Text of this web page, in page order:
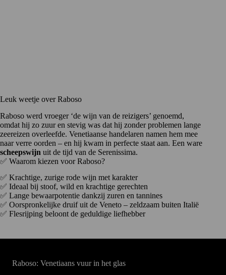
Leuk weetje over Raboso
Raboso werd vroeger ‘de wijn van de reizigers’ genoemd,
omdat hij zo zuur en stevig was dat hij zonder problemen lange
zeereizen overleefde. Venetiaanse handelaren namen hem mee
naar verre oorden – en hij kwam in perfecte staat aan. Een ware
scheepswijn uit de tijd van de Serenissima.
✅ Waarom kiezen voor Raboso?
✅ Krachtige, zurige rode wijn met karakter
✅ Ideaal bij stoof, wild en krachtige gerechten
✅ Lange bewaarpotentie dankzij zuren en tannines
✅ Oorspronkelijke druif uit de Veneto – zeldzaam buiten Italië
✅ Flesrijping beloont de geduldige liefhebber
Raboso: Venetiaans vuur in het glas